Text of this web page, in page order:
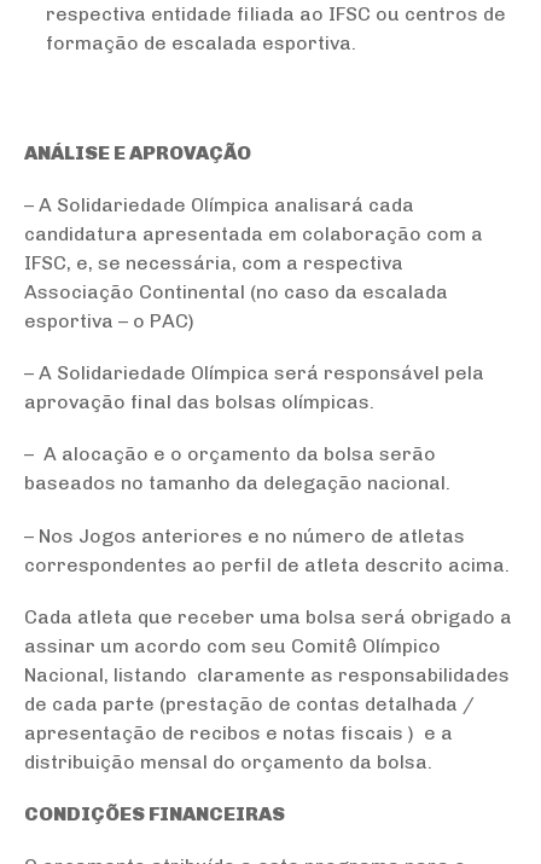
respectiva entidade filiada ao IFSC ou centros de
formação de escalada esportiva.
ANÁLISE E APROVAÇÃO
– A Solidariedade Olímpica analisará cada
candidatura apresentada em colaboração com a
IFSC, e, se necessária, com a respectiva
Associação Continental (no caso da escalada
esportiva – o PAC)
– A Solidariedade Olímpica será responsável pela
aprovação final das bolsas olímpicas.
– A alocação e o orçamento da bolsa serão
baseados no tamanho da delegação nacional.
– Nos Jogos anteriores e no número de atletas
correspondentes ao perfil de atleta descrito acima.
Cada atleta que receber uma bolsa será obrigado a
assinar um acordo com seu Comitê Olímpico
Nacional, listando claramente as responsabilidades
de cada parte (prestação de contas detalhada /
apresentação de recibos e notas fiscais ) e a
distribuição mensal do orçamento da bolsa.
CONDIÇÕES FINANCEIRAS